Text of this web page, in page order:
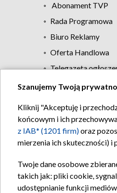
Abonament TVP
Rada Programowa
Biuro Reklamy
Oferta Handlowa
Telegazeta
Szanujemy Twoją
Kliknij "Akceptuję i
końcowym i ich
z IAB* (1201 firm)oraz
mierzenia ich skuteczności) i
Twoje dane osobowe
takich jak: pliki cookie,
udostępnianie funkcji